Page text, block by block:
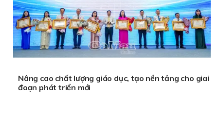
Nâng cao chất lượng giáo dục, tạo nền tảng cho giai
đoạn phát triển mới